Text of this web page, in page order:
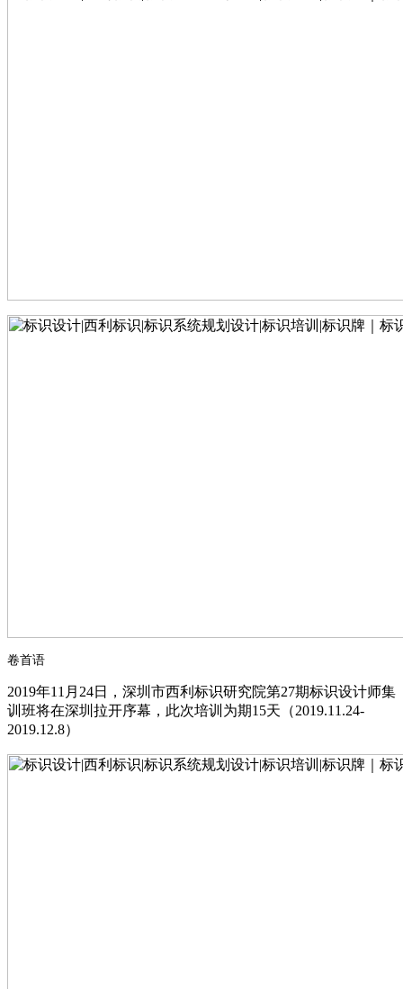
卷首语
2019年11月24日，深圳市西利标识研究院第27期标识设计师集
训班将在深圳拉开序幕，此次培训为期15天（2019.11.24-
2019.12.8）